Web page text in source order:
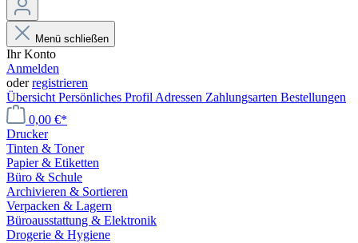
Menü schließen
Ihr Konto
Anmelden
oderregistrieren
Übersicht Persönliches Profil Adressen Zahlungsarten Bestellungen
0,00 €*
Drucker
Tinten & Toner
Papier & Etiketten
Büro & Schule
Archivieren & Sortieren
Verpacken & Lagern
Büroausstattung & Elektronik
Drogerie & Hygiene